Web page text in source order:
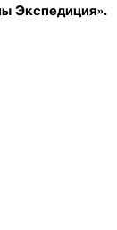
Экспедиция».